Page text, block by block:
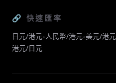
🔗 快速匯率
日元/港元•人民幣/港元•美元/港元
港元/日元